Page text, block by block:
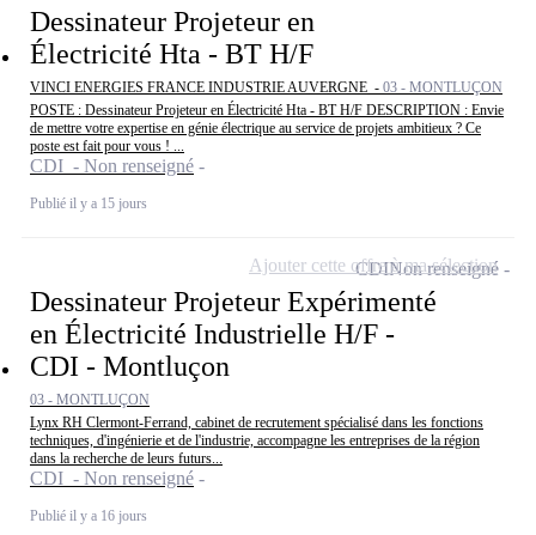
Dessinateur Projeteur en
Électricité Hta - BT H/F
VINCI ENERGIES FRANCE INDUSTRIE AUVERGNE - 03 - MONTLUÇON
POSTE : Dessinateur Projeteur en Électricité Hta - BT H/F DESCRIPTION : Envie
de mettre votre expertise en génie électrique au service de projets ambitieux ? Ce
poste est fait pour vous ! ...
CDI - Non renseigné
Publié il y a 15 jours
Dessinateur Projeteur Expérimenté
en Électricité Industrielle H/F -
CDI - Montluçon
03 - MONTLUÇON
Lynx RH Clermont-Ferrand, cabinet de recrutement spécialisé dans les fonctions
techniques, d'ingénierie et de l'industrie, accompagne les entreprises de la région
dans la recherche de leurs futurs...
CDI - Non renseigné
Publié il y a 16 jours
CDINon renseigné
Ajouter cette offre à ma sélection